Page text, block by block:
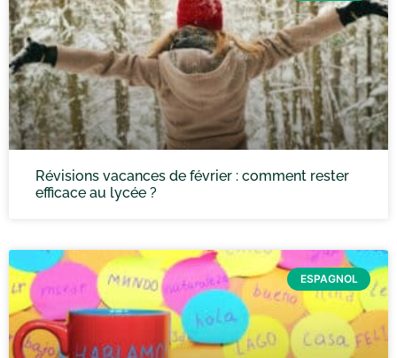
Révisions vacances de février : comment rester
efficace au lycée ?
ESPAGNOL